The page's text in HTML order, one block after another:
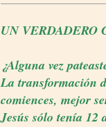
UN VERDADERO
¿Alguna vez
La transformación
comiences, mejor
Jesús sólo tenía 12